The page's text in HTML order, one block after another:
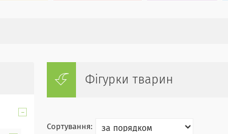
Фігурки тварин